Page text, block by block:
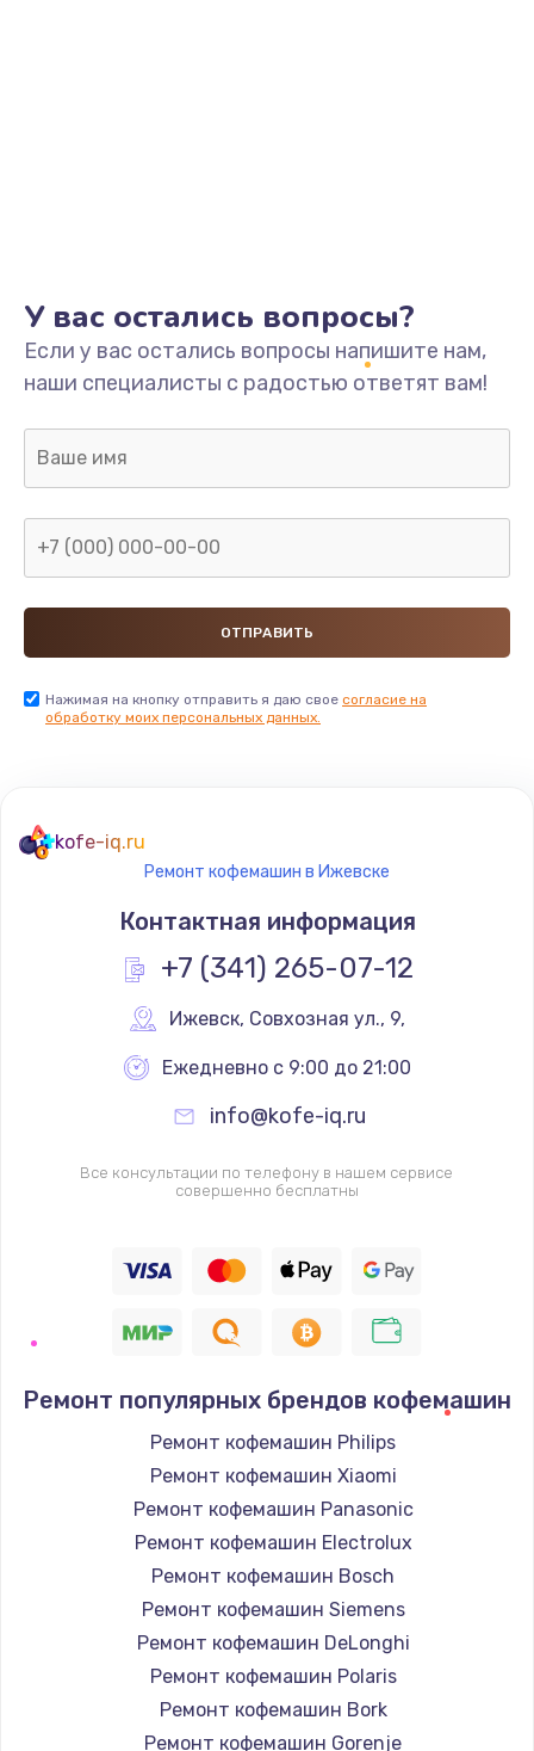
У вас остались вопросы?
Если у вас остались вопросы напишите нам,
наши специалисты с радостью ответят вам!
Нажимая на кнопку отправить я даю свое согласие на
обработку моих персональных данных.
kofe-iq.ru
Ремонт кофемашин в Ижевске
Контактная информация
+7 (341) 265-07-12
Ижевск, Совхозная ул., 9,
Ежедневно с 9:00 до 21:00
info@kofe-iq.ru
Все консультации по телефону в нашем сервисе
совершенно бесплатны
Ремонт популярных брендов кофемашин
Ремонт кофемашин Philips
Ремонт кофемашин Xiaomi
Ремонт кофемашин Panasonic
Ремонт кофемашин Electrolux
Ремонт кофемашин Bosch
Ремонт кофемашин Siemens
Ремонт кофемашин DeLonghi
Ремонт кофемашин Polaris
Ремонт кофемашин Bork
Ремонт кофемашин Gorenje